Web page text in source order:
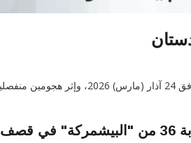
استشهاد وإصابة 36 من "البيشمركة" في قصف